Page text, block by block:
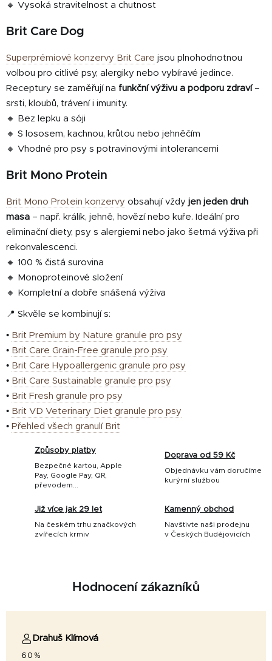
🔸 Vysoká stravitelnost a chutnost
Brit Care Dog
Superprémiové konzervy Brit Care jsou plnohodnotnou
volbou pro citlivé psy, alergiky nebo vybíravé jedince.
Receptury se zaměřují na funkční výživu a podporu zdraví–
srsti, kloubů, trávení i imunity.
🔸 Bez lepku a sóji
🔸 S lososem, kachnou, krůtou nebo jehněčím
🔸 Vhodné pro psy s potravinovými intolerancemi
Brit Mono Protein
Brit Mono Protein konzervy obsahují vždy jen jeden druh
masa – např. králík, jehně, hovězí nebo kuře. Ideální pro
eliminační diety, psy s alergiemi nebo jako šetrná výživa při
rekonvalescenci.
🔸 100 % čistá surovina
🔸 Monoproteinové složení
🔸 Kompletní a dobře snášená výživa
📍 Skvěle se kombinují s:
• Brit Premium by Nature granule pro psy
• Brit Care Grain-Free granule pro psy
• Brit Care Hypoallergenic granule pro psy
• Brit Care Sustainable granule pro psy
• Brit Fresh granule pro psy
• Brit VD Veterinary Diet granule pro psy
• Přehled všech granulí Brit
Způsoby platby
Bezpečné kartou, Apple
Pay, Google Pay, QR,
převodem...
Doprava od 59 Kč
Objednávku vám doručíme
kurýrní službou
Již více jak 29 let
Na českém trhu značkových
zvířecích krmiv
Kamenný obchod
Navštivte naši prodejnu
v Českých Budějovicích
Hodnocení zákazníků
Drahuš Klímová
60%